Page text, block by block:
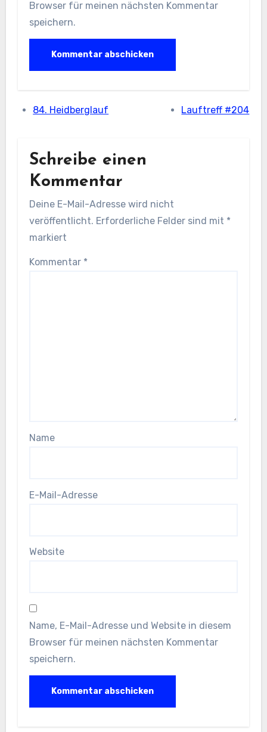
Browser für meinen nächsten Kommentar
speichern.
84. Heidberglauf Lauftreff #204
Schreibe einen
Kommentar
Deine E-Mail-Adresse wird nicht
veröffentlicht. Erforderliche Felder sind mit *
markiert
Kommentar *
Name
E-Mail-Adresse
Website
Name, E-Mail-Adresse und Website in diesem
Browser für meinen nächsten Kommentar
speichern.